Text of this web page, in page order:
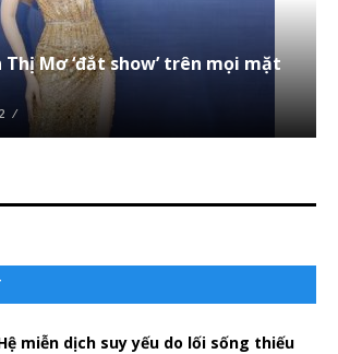
Thị Mơ ‘đắt show’ trên mọi mặt
miễn dịch suy yếu do lối sống thiếu